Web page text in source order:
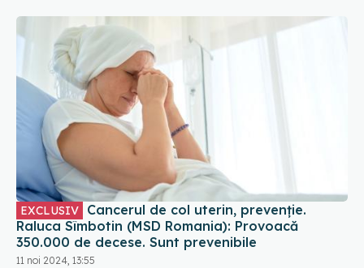
EXCLUSIV
Raluca Sîmbotin (MSD Romania): Provoacă
350.000 de decese. Sunt prevenibile
11 noi 2024, 13:55